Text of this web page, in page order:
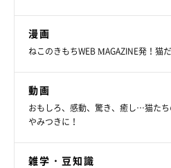
漫画
ねこのきもちWEB MAGAZINE発！猫
動画
おもしろ、感動、驚き、癒し…猫た
やみつきに！
雑学・豆知識